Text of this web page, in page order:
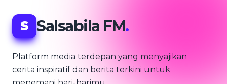
S Salsabila FM.
Platform media terdepan yang menyajikan
cerita inspiratif dan berita terkini untuk